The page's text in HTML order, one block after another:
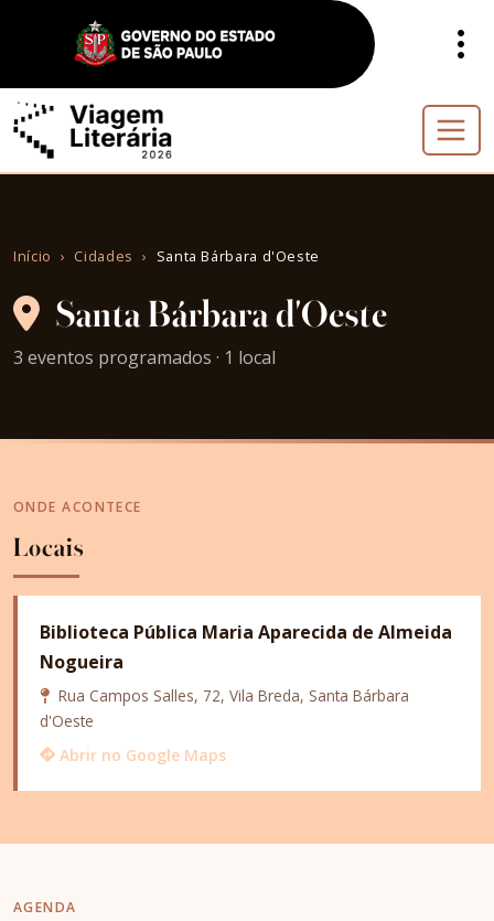
Início Cidades Santa Bárbara d'Oeste
Santa Bárbara d'Oeste
3 eventos programados · 1 local
ONDE ACONTECE
Locais
Biblioteca Pública Maria Aparecida de Almeida
Nogueira
Rua Campos Salles, 72, Vila Breda, Santa Bárbara
d'Oeste
Abrir no Google Maps
AGENDA